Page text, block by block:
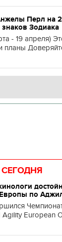
Перл на
знаков Зодиака
- 19 апреля)
планы
по
Agility European